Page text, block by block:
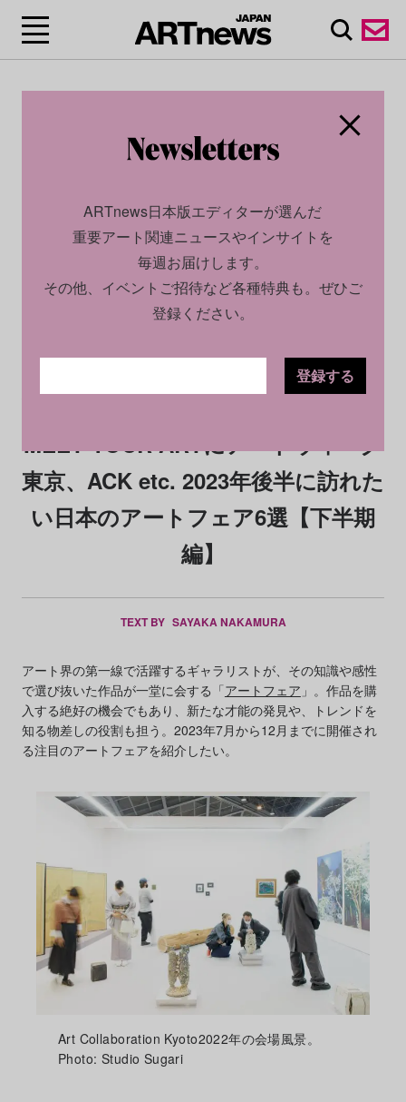
2023.07.03
MEET YOUR ARTにアートウィーク
東京、ACK etc. 2023年後半に訪れた
い日本のアートフェア6選【下半期
編】
TEXT BY SAYAKA NAKAMURA
アート界の第一線で活躍するギャラリストが、その知識や感性
で選び抜いた作品が一堂に会する「アートフェア 」。作品を購
入する絶好の機会でもあり、新たな才能の発見や、トレンドを
知る物差しの役割も担う。2023年7月から12月までに開催され
る注目のアートフェアを紹介したい。
Art Collaboration Kyoto2022年の会場風景。
Photo: Studio Sugari
ARTnews日本版エディターが選んだ
重要アート関連ニュースやインサイトを
毎週お届けします。
その他、イベントご招待など各種特典も。ぜひご
登録ください。
登録する